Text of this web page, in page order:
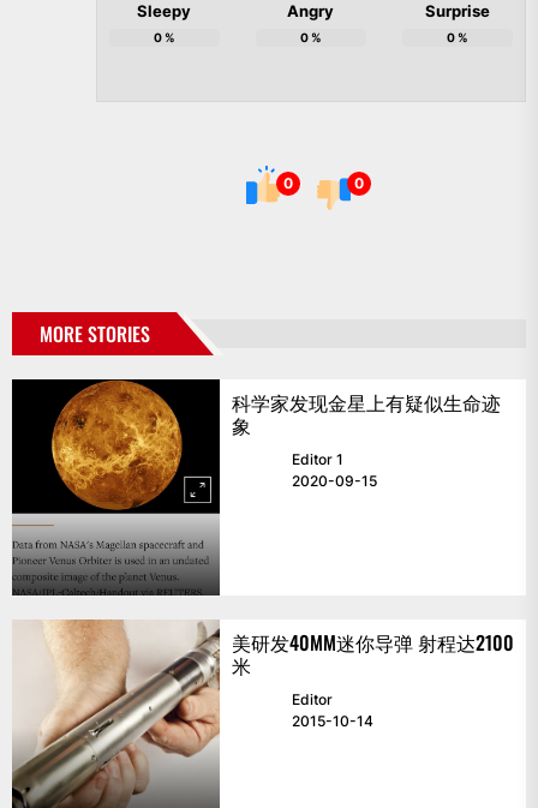
Sleepy
0%
Angry
0%
Surprise
0%
0 0
MORE STORIES
科学家发现金星上有疑似生命迹
象
Editor 1
2020-09-15
美研发40MM迷你导弹 射程达2100
米
Editor
2015-10-14